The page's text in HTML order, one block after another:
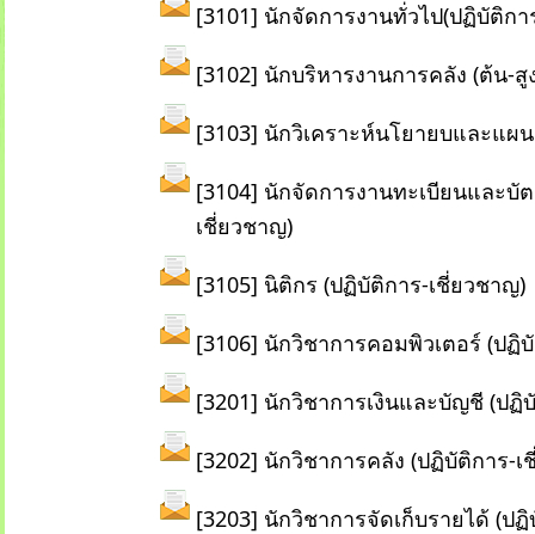
[3101] นักจัดการงานทั่วไป(ปฏิบัติก
[3102] นักบริหารงานการคลัง (ต้น-สู
[3103] นักวิเคราะห์นโยายบและแผ
[3104] นักจัดการงานทะเบียนและบั
เชี่ยวชาญ)
[3105] นิติกร (ปฏิบัติการ-เชี่ยวชาญ)
[3106] นักวิชาการคอมพิวเตอร์ (ปฏิ
[3201] นักวิชาการเงินและบัญชี (ปฏิ
[3202] นักวิชาการคลัง (ปฏิบัติการ-
[3203] นักวิชาการจัดเก็บรายได้ (ป